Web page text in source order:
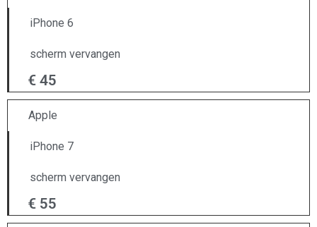
iPhone 6
scherm vervangen
€ 45
Apple
iPhone 7
scherm vervangen
€ 55